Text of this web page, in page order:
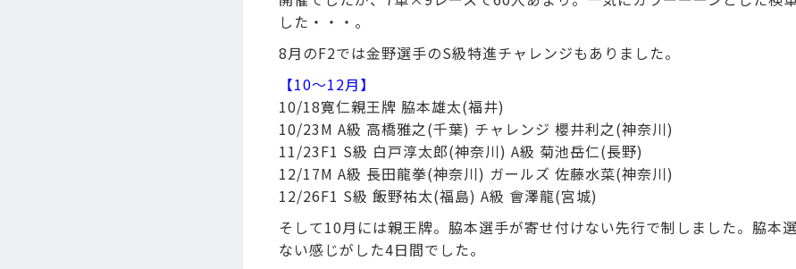
した・・・。
8月のF2では金野選手のS級特進チャレンジもありました。
【10～12月】
10/18寛仁親王牌 脇本雄太(福井)
10/23M A級 高橋雅之(千葉) チャレンジ 櫻井利之(神奈川)
11/23F1 S級 白戸淳太郎(神奈川) A級 菊池岳仁(長野)
12/17M A級 長田龍拳(神奈川) ガールズ 佐藤水菜(神奈川)
12/26F1 S級 飯野祐太(福島) A級 會澤龍(宮城)
そして10月には親王牌。脇本選手が寄せ付けない先行で制しました。脇本
ない感じがした4日間でした。